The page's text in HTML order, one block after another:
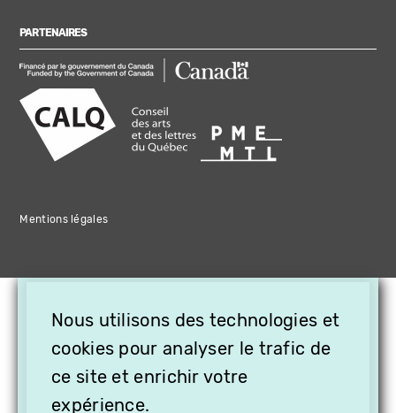
PARTENAIRES
Mentions légales
Nous utilisons des technologies et
cookies pour analyser le trafic de
ce site et enrichir votre
expérience.
OFFREZ LA VIDÉO EN
CADEAU, ABONNEZ VOS
PROCHES À VITHÈQUE !